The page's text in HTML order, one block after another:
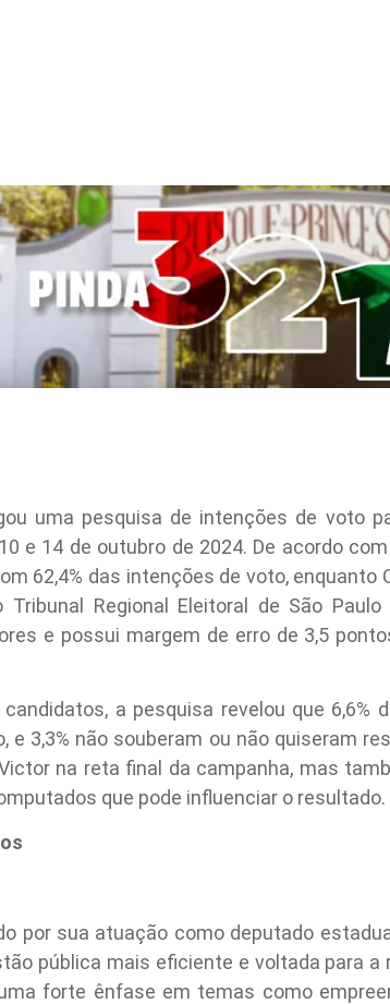
uma pesquisa de intenções de voto
e 14 de outubro de 2024. De acordo
62,4% das intenções de voto, enquanto
Tribunal Regional Eleitoral de São
e possui margem de erro de 3,5
a pesquisa revelou que 6,6%
e 3,3% não souberam ou não quiseram
na reta final da campanha, mas
que pode influenciar o resultado.
por sua atuação como deputado
pública mais eficiente e voltada para
forte ênfase em temas como